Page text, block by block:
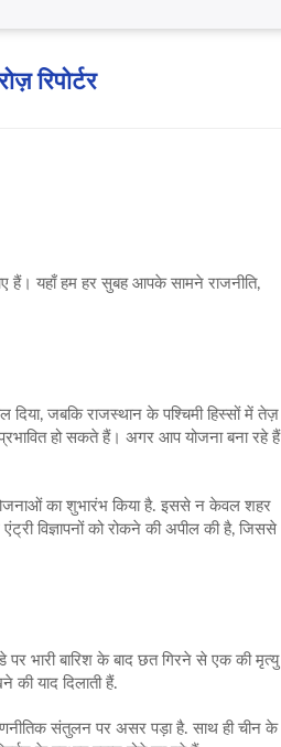
हैं। यहाँ हम हर सुबह आपके सामने राजनीति,
जबकि राजस्थान के पश्चिमी हिस्सों में तेज़
प्रभावित हो सकते हैं। अगर आप योजना बना रहे हैं
का शुभारंभ किया है. इससे न केवल शहर
विज्ञापनों को रोकने की अपील की है, जिससे
भारी बारिश के बाद छत गिरने से एक की मृत्यु
की याद दिलाती हैं.
रणनीतिक संतुलन पर असर पड़ा है. साथ ही चीन के